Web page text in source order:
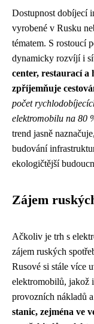
Dostupnost dobíjecí
vyrobené v Rusku
tématem. S rostoucí
dynamicky rozvíjí i
center, restaurací a
zpříjemňuje
počet
elektromobilu na 80
trend jasně
budování
ekologičtější
Zájem
Ačkoliv je trh s
zájem ruských
Rusové si stále více
elektromobilů, jakož
provozních nákladů
stanic, zejména ve